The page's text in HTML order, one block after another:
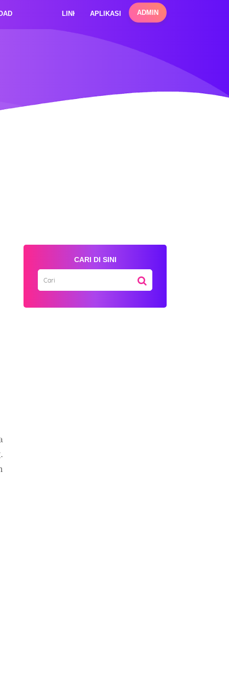
ADMIN
LINK PENTING APLIKASI
CARI DI SINI